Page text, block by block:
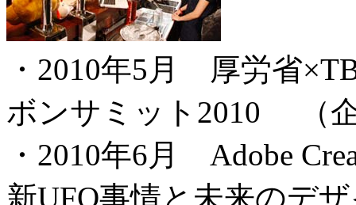
・2010年5月 厚労省
ボンサミット2010 （
・2010年6月 Adobe
新UFO事情と未来のデ